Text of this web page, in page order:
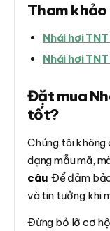
Tham
Nhái hơi
Nhái hơi
Đặt mua
tốt?
Chúng tôi không
dạng mẫu mã,
câu. Để đảm
và tin tưởng khi
Đừng bỏ lỡ cơ